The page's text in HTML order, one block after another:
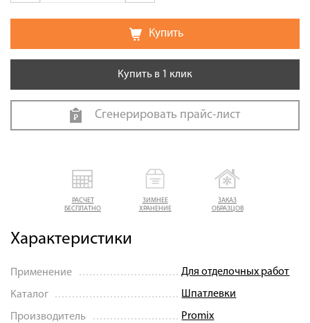
РАСЧЕТ
БЕСПЛАТНО
ЗИМНЕЕ
ХРАНЕНИЕ
ЗАКАЗ
ОБРАЗЦОВ
Характеристики
Применение Для отделочных работ
Каталог Шпатлевки
Производитель Promix
Купить
Купить в 1 клик
Сгенерировать прайс-лист